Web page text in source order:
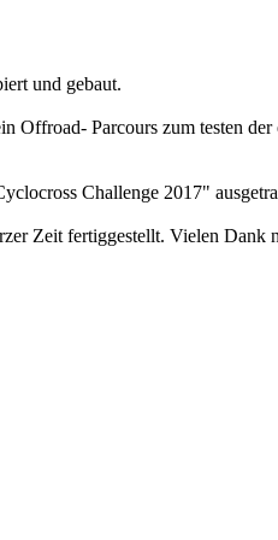
und gebaut.
Parcours zum testen
Challenge 2017"
Zeit fertiggestellt. Vielen Dank